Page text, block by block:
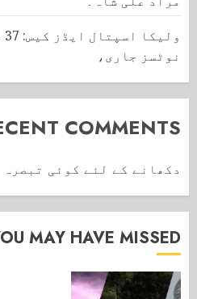
نوٹسز جاری،
COMMENTS
دکھانے کے لئے کوئی تبصرہ
MAY HAVE MISSED